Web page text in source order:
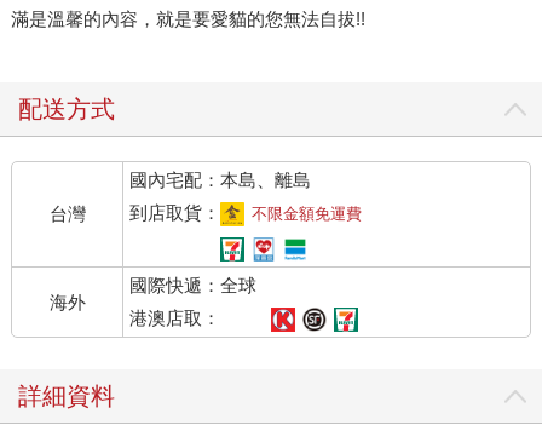
滿是溫馨的內容，就是要愛貓的您無法自拔!!
配送方式
台灣
國內宅配：本島、離島
到店取貨：
不限金額免運費
海外
國際快遞：全球
港澳店取：
詳細資料